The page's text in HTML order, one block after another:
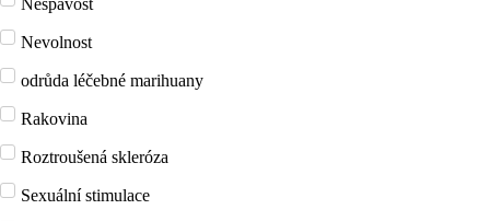
Nespavost
Nevolnost
odrůda léčebné marihuany
Rakovina
Roztroušená skleróza
Sexuální stimulace